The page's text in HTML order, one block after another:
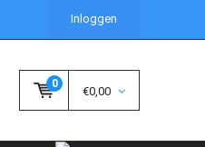
Inloggen
0
€0,00